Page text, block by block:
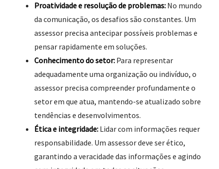
Proatividade e resolução de problemas: No mundo
da comunicação, os desafios são constantes. Um
assessor precisa antecipar possíveis problemas e
pensar rapidamente em soluções.
Conhecimento do setor: Para representar
adequadamente uma organização ou indivíduo, o
assessor precisa compreender profundamente o
setor em que atua, mantendo-se atualizado sobre
tendências e desenvolvimentos.
Ética e integridade: Lidar com informações requer
responsabilidade. Um assessor deve ser ético,
garantindo a veracidade das informações e agindo